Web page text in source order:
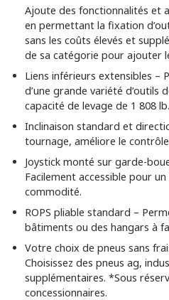
Ajoute des fonctionnalités et
en permettant la fixation
sans les coûts élevés et
de sa catégorie pour ajouter
Liens inférieurs extensibles –
d’une grande variété d’outils
capacité de levage de 1 808 lb.
Inclinaison standard et
tournage, améliore le
Joystick monté sur garde-
Facilement accessible pour
commodité.
ROPS pliable standard –
bâtiments ou des hangars à
Votre choix de pneus sans
Choisissez des pneus ag,
supplémentaires. *Sous
concessionnaires.